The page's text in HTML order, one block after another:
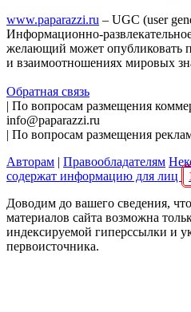
www.paparazzi.ru – UGC (user
Информационно-
желающий может опубликовать
и взаимоотношениях мировых
Обратная связь
| По вопросам размещения
info@paparazzi.ru
| По вопросам размещения
Авторам | Правообладателям
содержат информацию для лиц
Доводим до вашего сведения,
материалов сайта возможна
индексируемой гиперссылки и
первоисточника.